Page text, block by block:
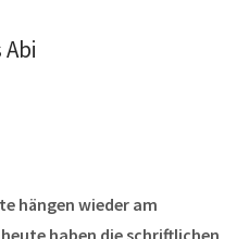
hängen wieder am
haben die schriftlichen